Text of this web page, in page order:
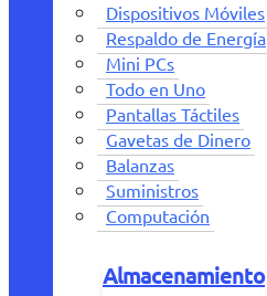
Dispositivos Móviles
Respaldo de Energía
Mini PCs
Todo en Uno
Pantallas Táctiles
Gavetas de Dinero
Balanzas
Suministros
Computación
Almacenamiento